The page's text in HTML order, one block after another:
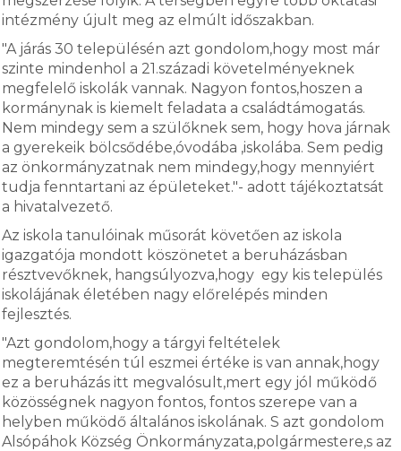
intézmény újult meg az elmúlt időszakban.
"A járás 30 településén azt gondolom,hogy most már
szinte mindenhol a 21.századi követelményeknek
megfelelő iskolák vannak. Nagyon fontos,hoszen a
kormánynak is kiemelt feladata a családtámogatás.
Nem mindegy sem a szülőknek sem, hogy hova járnak
a gyerekeik bölcsődébe,óvodába ,iskolába. Sem pedig
az önkormányzatnak nem mindegy,hogy mennyiért
tudja fenntartani az épületeket."- adott tájékoztatsát
a hivatalvezető.
Az iskola tanulóinak műsorát követően az iskola
igazgatója mondott köszönetet a beruházásban
résztvevőknek, hangsúlyozva,hogy egy kis település
iskolájának életében nagy előrelépés minden
fejlesztés.
"Azt gondolom,hogy a tárgyi feltételek
megteremtésén túl eszmei értéke is van annak,hogy
ez a beruházás itt megvalósult,mert egy jól működő
közösségnek nagyon fontos, fontos szerepe van a
helyben működő általános iskolának. S azt gondolom
Alsópáhok Község Önkormányzata,polgármestere,s az